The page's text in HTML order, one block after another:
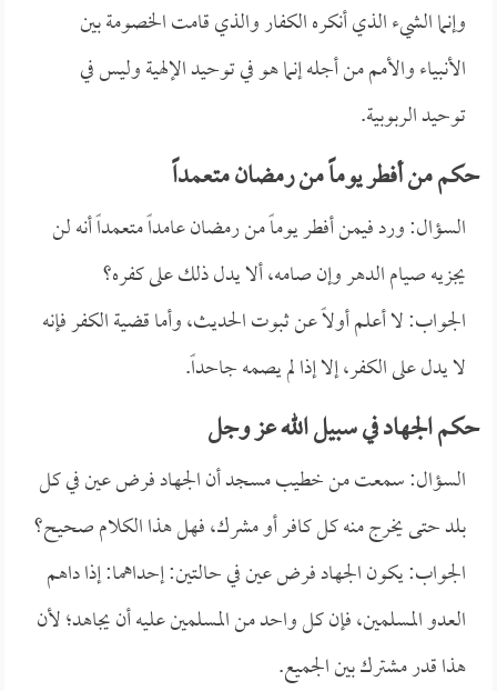
وإنما الشيء الذي أنكره الكفار والذي قامت الخصومة بين
الأنبياء والأمم من أجله إنما هو في توحيد الإلهية وليس في
توحيد الربوبية.
حكم من أفطر يوماً من رمضان متعمداً
السؤال: ورد فيمن أفطر يوماً من رمضان عامداً متعمداً أنه لن
يجزيه صيام الدهر وإن صامه، ألا يدل ذلك على كفره؟
الجواب: لا أعلم أولاً عن ثبوت الحديث، وأما قضية الكفر فإنه
لا يدل على الكفر، إلا إذا لم يصمه جاحداً.
حكم الجهاد في سبيل الله عز وجل
السؤال: سمعت من خطيب مسجد أن الجهاد فرض عين في كل
بلد حتى يخرج منه كل كافر أو مشرك، فهل هذا الكلام صحيح؟
الجواب: يكون الجهاد فرض عين في حالتين: إحداهما: إذا داهم
العدو المسلمين، فإن كل واحد من المسلمين عليه أن يجاهد؛ لأن
هذا قدر مشترك بين الجميع.